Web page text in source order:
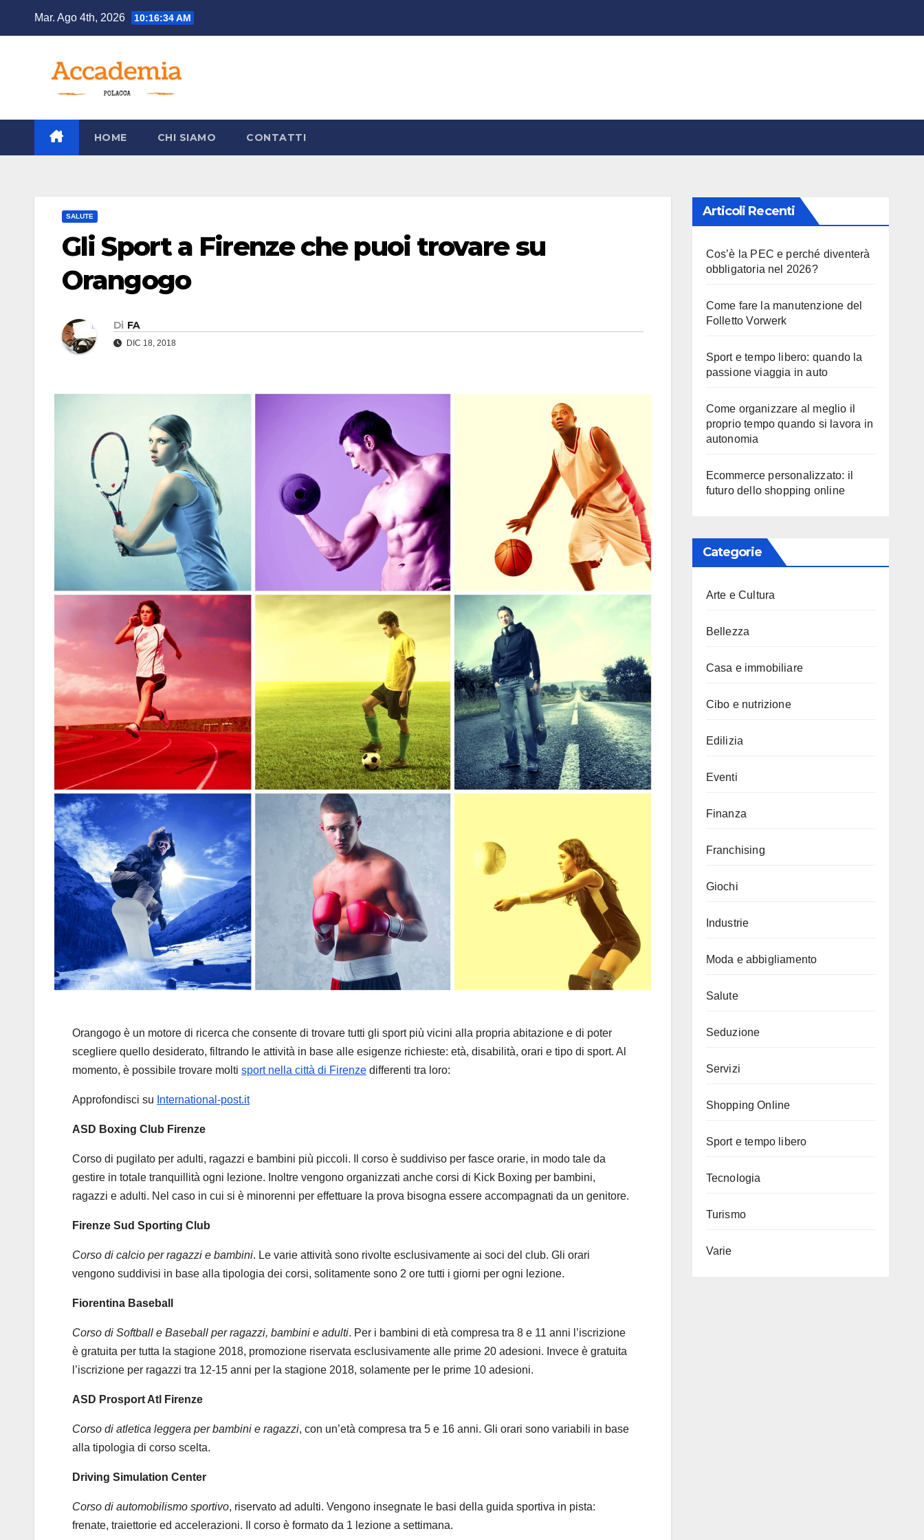
Mar. Ago 4th, 2026 10:16:36 AM
HOME CHI SIAMO CONTATTI
SALUTE
Gli Sport a Firenze che puoi trovare su
Orangogo
Di FA
DIC 18, 2018
Orangogo è un motore di ricerca che consente di trovare tutti gli sport più vicini alla propria abitazione e di poter
scegliere quello desiderato, filtrando le attività in base alle esigenze richieste: età, disabilità, orari e tipo di sport. Al
momento, è possibile trovare molti sport nella città di Firenze differenti tra loro:
Approfondisci su International-post.it
ASD Boxing Club Firenze
Corso di pugilato per adulti, ragazzi e bambini più piccoli. Il corso è suddiviso per fasce orarie, in modo tale da
gestire in totale tranquillità ogni lezione. Inoltre vengono organizzati anche corsi di Kick Boxing per bambini,
ragazzi e adulti. Nel caso in cui si è minorenni per effettuare la prova bisogna essere accompagnati da un genitore.
Firenze Sud Sporting Club
Corso di calcio per ragazzi e bambini. Le varie attività sono rivolte esclusivamente ai soci del club. Gli orari
vengono suddivisi in base alla tipologia dei corsi, solitamente sono 2 ore tutti i giorni per ogni lezione.
Fiorentina Baseball
Corso di Softball e Baseball per ragazzi, bambini e adulti. Per i bambini di età compresa tra 8 e 11 anni l’iscrizione
è gratuita per tutta la stagione 2018, promozione riservata esclusivamente alle prime 20 adesioni. Invece è gratuita
l’iscrizione per ragazzi tra 12-15 anni per la stagione 2018, solamente per le prime 10 adesioni.
ASD Prosport Atl Firenze
Corso di atletica leggera per bambini e ragazzi, con un’età compresa tra 5 e 16 anni. Gli orari sono variabili in base
alla tipologia di corso scelta.
Driving Simulation Center
Corso di automobilismo sportivo, riservato ad adulti. Vengono insegnate le basi della guida sportiva in pista:
frenate, traiettorie ed accelerazioni. Il corso è formato da 1 lezione a settimana.
Articoli Recenti
Cos’è la PEC e perché diventerà
obbligatoria nel 2026?
Come fare la manutenzione del
Folletto Vorwerk
Sport e tempo libero: quando la
passione viaggia in auto
Come organizzare al meglio il
proprio tempo quando si lavora in
autonomia
Ecommerce personalizzato: il
futuro dello shopping online
Categorie
Arte e Cultura
Bellezza
Casa e immobiliare
Cibo e nutrizione
Edilizia
Eventi
Finanza
Franchising
Giochi
Industrie
Moda e abbigliamento
Salute
Seduzione
Servizi
Shopping Online
Sport e tempo libero
Tecnologia
Turismo
Varie